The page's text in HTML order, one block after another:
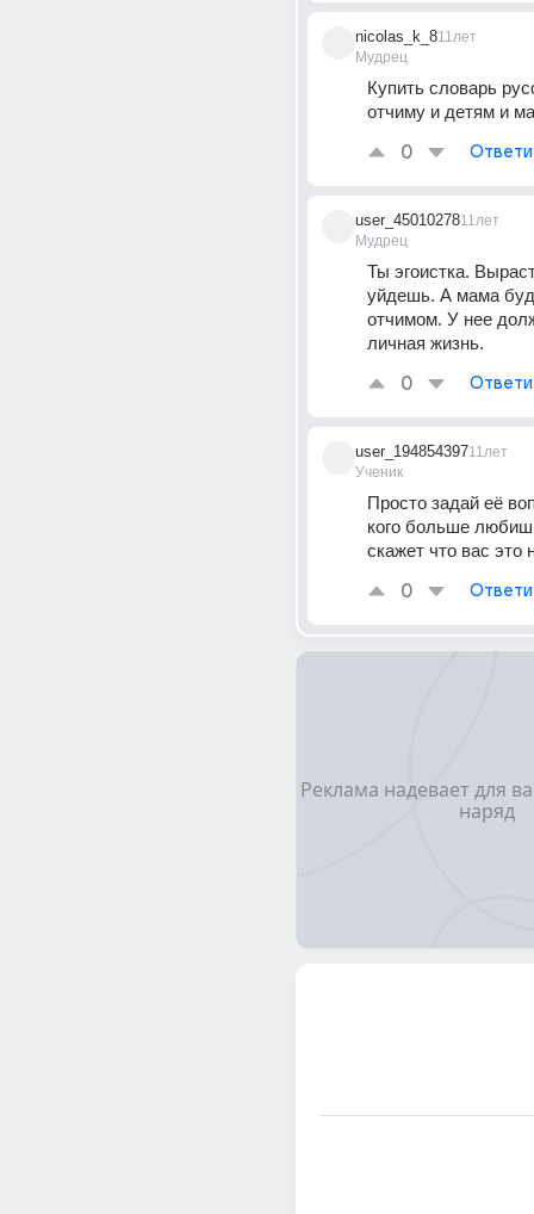
nicolas_k_8
Мудрец
11лет
Купить словарь
отчиму и детям и
0
user_45010278
Мудрец
11лет
Ты эгоистка.
уйдешь. А мама
отчимом. У нее
личная жизнь.
0
user_194854397
Ученик
11лет
Просто задай её
кого больше
скажет что вас это
0